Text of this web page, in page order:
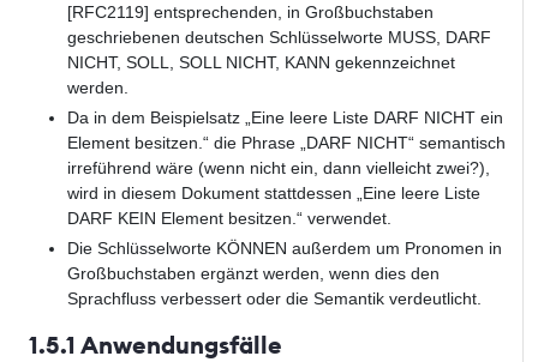
[RFC2119] entsprechenden, in Großbuchstaben
geschriebenen deutschen Schlüsselworte MUSS, DARF
NICHT, SOLL, SOLL NICHT, KANN gekennzeichnet
werden.
Da in dem Beispielsatz „Eine leere Liste DARF NICHT ein
Element besitzen.“ die Phrase „DARF NICHT“ semantisch
irreführend wäre (wenn nicht ein, dann vielleicht zwei?),
wird in diesem Dokument stattdessen „Eine leere Liste
DARF KEIN Element besitzen.“ verwendet.
Die Schlüsselworte KÖNNEN außerdem um Pronomen in
Großbuchstaben ergänzt werden, wenn dies den
Sprachfluss verbessert oder die Semantik verdeutlicht.
1.5.1 Anwendungsfälle